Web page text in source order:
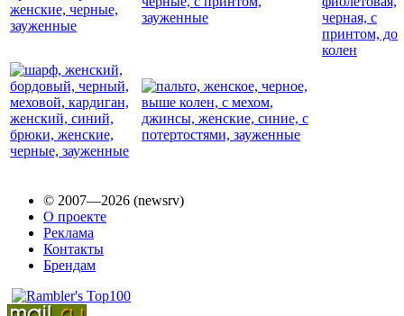
© 2007—2026 (newsrv)
О проекте
Реклама
Контакты
Брендам